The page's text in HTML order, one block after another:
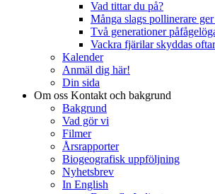
Vad tittar du på?
Många slags pollinerare
Två generationer
Vackra fjärilar skyddas
Kalender
Anmäl dig här!
Din sida
Om oss Kontakt och bakgrund
Bakgrund
Vad gör vi
Filmer
Årsrapporter
Biogeografisk uppföljning
Nyhetsbrev
In English